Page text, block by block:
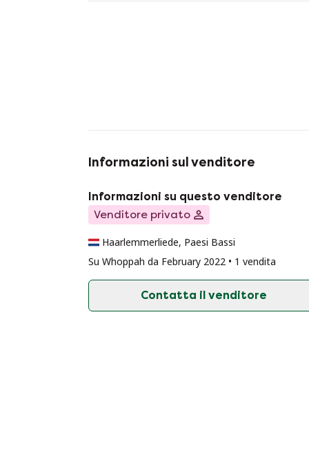
Informazioni sul venditore
Informazioni su questo venditore
Venditore privato
Haarlemmerliede, Paesi Bassi
Su Whoppah da February 2022 • 1 vendita
Contatta il venditore